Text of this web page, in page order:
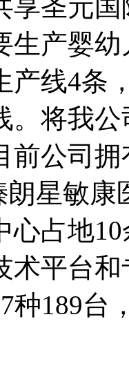
享圣元
生产婴
产线4条
。将我
前公司
星敏康
心占地
术平台
种189台